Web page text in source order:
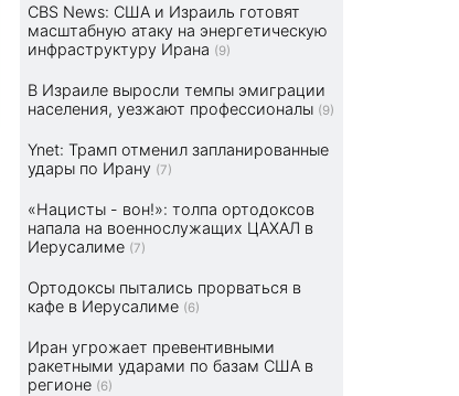
CBS News: США и Израиль готовят
масштабную атаку на энергетическую
инфраструктуру Ирана (9)
В Израиле выросли темпы эмиграции
населения, уезжают профессионалы (9)
Ynet: Трамп отменил запланированные
удары по Ирану (7)
«Нацисты - вон!»: толпа ортодоксов
напала на военнослужащих ЦАХАЛ в
Иерусалиме (7)
Ортодоксы пытались прорваться в
кафе в Иерусалиме (6)
Иран угрожает превентивными
ракетными ударами по базам США в
регионе (6)